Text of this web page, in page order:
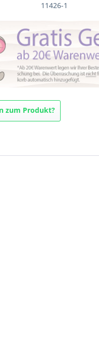
11426-1
zum Produkt?